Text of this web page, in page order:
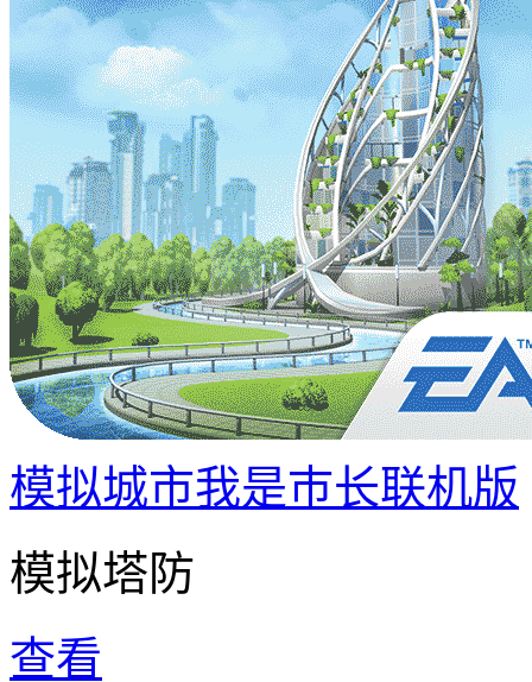
模拟城市我是巿长联机版
模拟塔防
查看